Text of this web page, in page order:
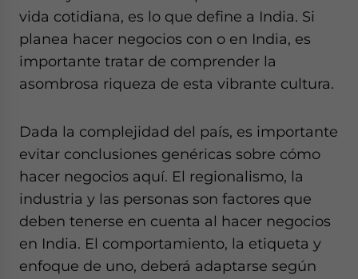
vida cotidiana, es lo que define a India. Si
planea hacer negocios con o en India, es
importante tratar de comprender la
asombrosa riqueza de esta vibrante cultura.
Dada la complejidad del país, es importante
evitar conclusiones genéricas sobre cómo
hacer negocios aquí. El regionalismo, la
industria y las personas son factores que
deben tenerse en cuenta al hacer negocios
en India. El comportamiento, la etiqueta y
enfoque de uno, deberá adaptarse según
website. Please send me business news and updates
for Asia!